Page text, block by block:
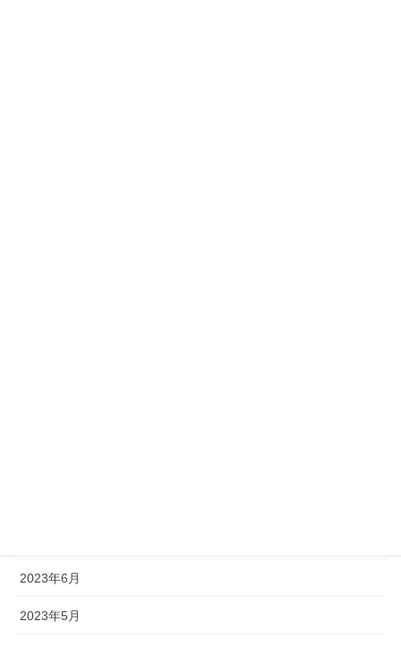
2023年6月
2023年5月